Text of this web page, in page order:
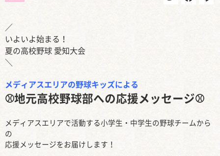
／
いよいよ始まる！
夏の高校野球 愛知大会
＼
メディアスエリアの野球キッズによる
⚾地元高校野球部への応援メッセージ⚾
メディアスエリアで活動する小学生・中学生の野球チームから
の
応援メッセージをお届けします！